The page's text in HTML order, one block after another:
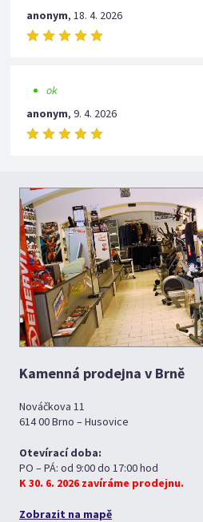
anonym,18. 4. 2026
ok
anonym,9. 4. 2026
Kamenná prodejna v Brně
Nováčkova 11
614 00 Brno – Husovice
Otevírací doba:
PO – PÁ: od 9:00 do 17:00 hod
K 30. 6. 2026 zavíráme prodejnu.
Zobrazit na mapě